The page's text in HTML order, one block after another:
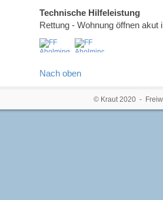
Technische Hilfeleistung
Rettung - Wohnung öffnen
Nach oben
© Kraut 2020 -